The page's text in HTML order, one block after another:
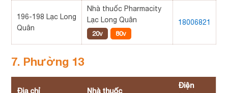
196-198 Lạc Long
Quân
Nhà thuốc Pharmacity
Lạc Long Quân
20v 80v
18006821
7. Phường 13
Địa chỉ Nhà thuốc
Điện